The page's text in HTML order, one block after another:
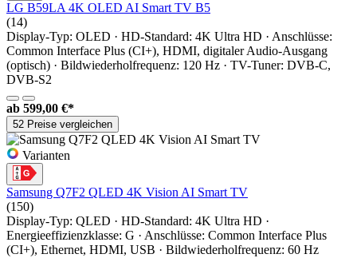
LG B59LA 4K OLED AI Smart TV B5
(14)
Display-Typ: OLED · HD-Standard: 4K Ultra HD · Anschlüsse:
Common Interface Plus (CI+), HDMI, digitaler Audio-Ausgang
(optisch) · Bildwiederholfrequenz: 120 Hz · TV-Tuner: DVB-C,
DVB-S2
ab 599,00 €*
52 Preise vergleichen
Varianten
Samsung Q7F2 QLED 4K Vision AI Smart TV
(150)
Display-Typ: QLED · HD-Standard: 4K Ultra HD ·
Energieeffizienzklasse: G · Anschlüsse: Common Interface Plus
(CI+), Ethernet, HDMI, USB · Bildwiederholfrequenz: 60 Hz